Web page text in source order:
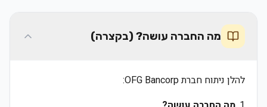
מה החברה עושה? (בקצרה)
להלן ניתוח חברת OFG Bancorp: